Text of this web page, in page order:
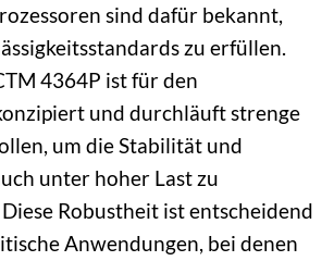
sind dafür bekannt,
zu erfüllen.
4364P ist für den
und durchläuft strenge
um die Stabilität und
unter hoher Last zu
Robustheit ist entscheidend
Anwendungen, bei denen